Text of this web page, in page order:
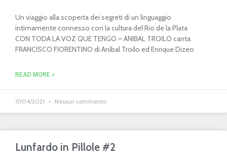
Un viaggio alla scoperta dei segreti di un linguaggio
intimamente connesso con la cultura del Rio de la Plata
CON TODA LA VOZ QUE TENGO – ANIBAL TROILO canta
FRANCISCO FIORENTINO di Aníbal Troilo ed Enrique Dizeo
READ MORE »
17/04/2021 Nessun commento
Lunfardo in Pillole #2